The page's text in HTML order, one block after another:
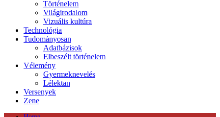
Történelem
Világirodalom
Vizuális kultúra
Technológia
Tudományosan
Adatbázisok
Elbeszélt történelem
Vélemény
Gyermeknevelés
Lélektan
Versenyek
Zene